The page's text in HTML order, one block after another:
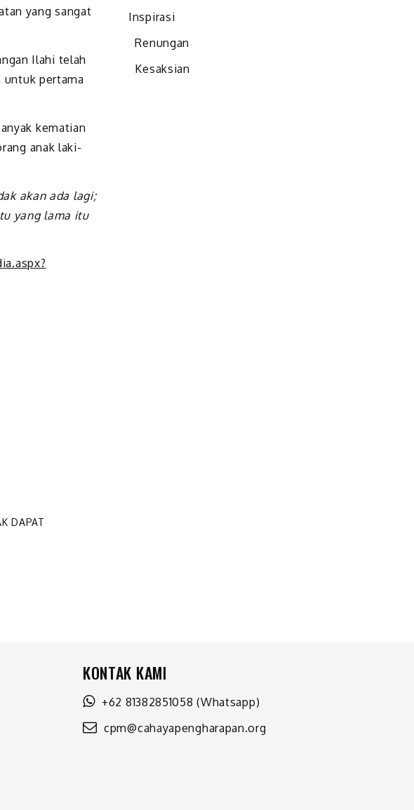
yang sangat
Ilahi telah
untuk pertama
kematian
anak laki-
akan ada lagi;
yang lama itu
DAPAT
Inspirasi
Renungan
Kesaksian
KONTAK KAMI
+62 81382851058 (Whatsapp)
cpm@cahayapengharapan.org